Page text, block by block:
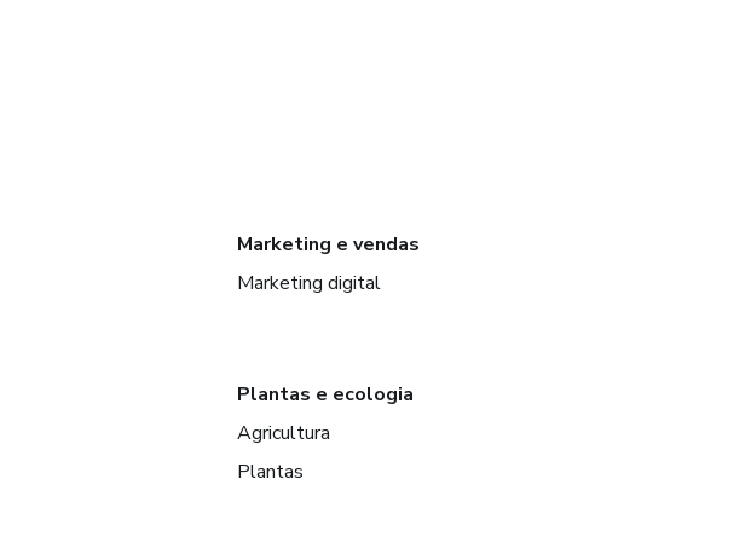
Marketing e vendas
Marketing digital
Plantas e ecologia
Agricultura
Plantas